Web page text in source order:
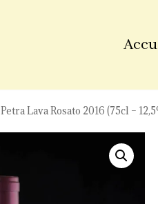
Petra Lava Rosato 2016 (75cl –